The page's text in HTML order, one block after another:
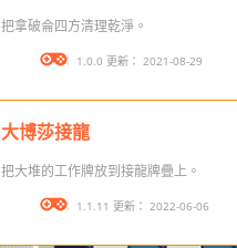
把拿破侖四方清理乾淨。
版本： 1.0.0 更新： 2021-08-29
大博莎接龍
把大堆的工作牌放到接龍牌疊上。
版本： 1.1.11 更新： 2022-06-06